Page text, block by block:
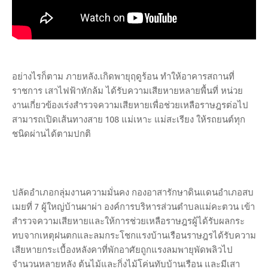
อย่างไรก็ตาม ภายหลัง.เกิดพายุฤดูร้อน ทำให้อาคารสถานที่
ราชการ เสาไฟฟ้าหักล้ม ได้รับความเสียหายหลายพื้นที่ หน่วย
งานเกี่ยวข้องเร่งสำรวจความเสียหายเพื่อช่วยเหลือราษฎรต่อไป
สามารถเปิดเส้นทางสาย 108 แม่เหาะ แม่สะเรียง ให้รถยนต์ทุก
ชนิดผ่านได้ตามปกติ
ปลัดอำเภอกลุ่มงานความมั่นคง กองอาสารักษาดินแดนอำเภอสบ
เมยที่ 7 ผู้ใหญ่บ้านผาผ่า องค์การบริหารส่วนตำบลแม่คะตวน เข้า
สำรวจความเสียหายและให้การช่วยเหลือราษฎรผู้ได้รับผลกระ
ทบจากเหตุฝนตกและลมกระโชกแรงบ้านเรือนราษฎรได้รับความ
เสียหายกระเบื้องหลังคาที่พักอาศัยถูกแรงลมพายุพัดพลิวไป
จำนวนหลายหลัง ต้นไม้และกิ่งไม้โค่นทับบ้านเรือน และมีเสา